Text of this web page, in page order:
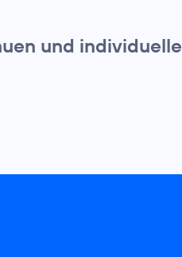
und individuelle